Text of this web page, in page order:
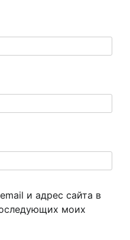
и адрес сайта в
моих